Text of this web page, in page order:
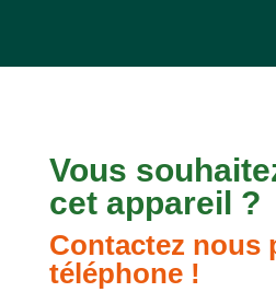
Vous
cet appareil ?
Contactez nous
téléphone !